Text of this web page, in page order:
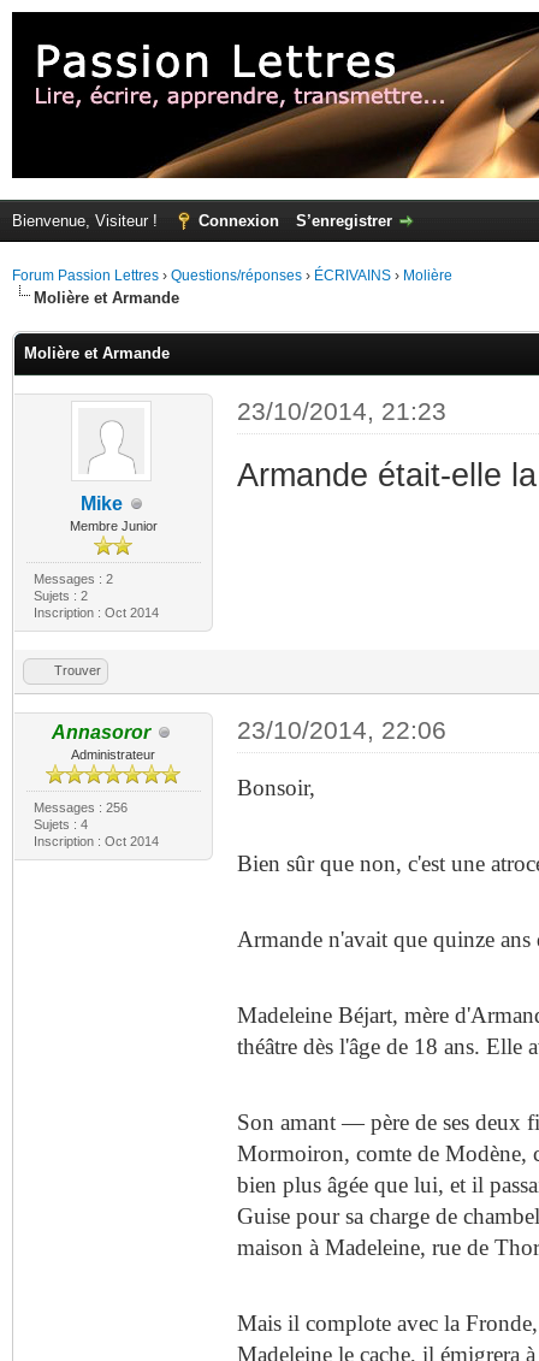
Bienvenue, Visiteur ! Connexion S’enregistrer
Forum Passion Lettres › Questions/réponses › ÉCRIVAINS › Molière
Molière et Armande
Molière et Armande
Mike
Membre Junior
Messages : 2
Sujets : 2
Inscription : Oct 2014
23/10/2014, 21:23
Armande était-elle
Trouver
Annasoror
Administrateur
Messages : 256
Sujets : 4
Inscription : Oct 2014
23/10/2014, 22:06
Bonsoir,
Bien sûr que non, c'est une
Armande n'avait que quinze
Madeleine Béjart, mère
théâtre dès l'âge de 18 ans. Elle
Son amant — père de ses deux
Mormoiron, comte de Modène,
bien plus âgée que lui, et il
Guise pour sa charge de
maison à Madeleine, rue de
Mais il complote avec la
Madeleine le cache, il émigrera